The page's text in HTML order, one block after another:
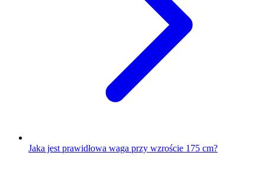
Jaka jest prawidłowa waga przy wzroście 175 cm?